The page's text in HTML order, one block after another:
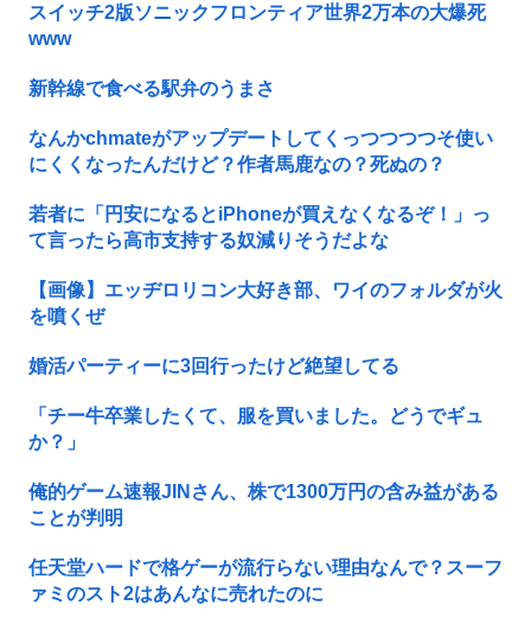
スイッチ2版ソニックフロンティア世界2万本の大爆死
www
新幹線で食べる駅弁のうまさ
なんかchmateがアップデートしてくっつつつつそ使い
にくくなったんだけど？作者馬鹿なの？死ぬの？
若者に「円安になるとiPhoneが買えなくなるぞ！」っ
て言ったら高市支持する奴減りそうだよな
【画像】エッヂロリコン大好き部、ワイのフォルダが火
を噴くぜ
婚活パーティーに3回行ったけど絶望してる
「チー牛卒業したくて、服を買いました。どうでギュ
か？」
俺的ゲーム速報JINさん、株で1300万円の含み益がある
ことが判明
任天堂ハードで格ゲーが流行らない理由なんで？スーフ
ァミのスト2はあんなに売れたのに